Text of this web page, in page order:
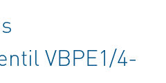
VBPE1/4-